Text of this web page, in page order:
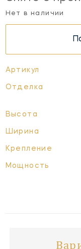
Нет в наличии
Артикул
Отделка
Высота
Ширина
Крепление
Мощность